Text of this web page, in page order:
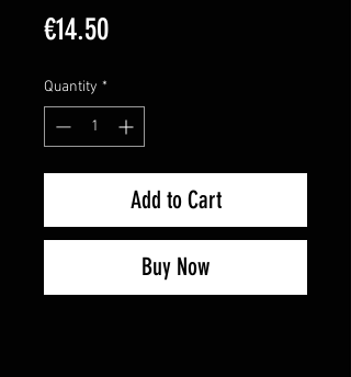
€14.50Price
Quantity *
Add to Cart
Buy Now